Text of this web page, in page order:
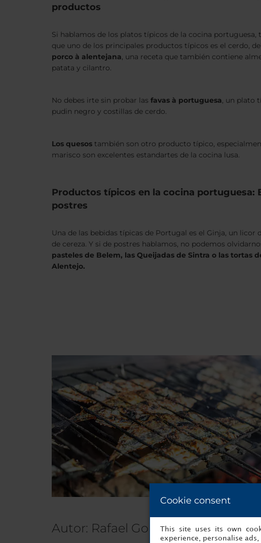
productos
Si hablamos de los platos típicos de la cocina portuguesa,
que uno de los principales productos típicos es el cerdo,
porco à alentejana, una receta que también contiene
patata y cilantro.
No debes irte sin probar las favas à portuguesa, un plato
pudin negro y costillas de cerdo.
Los quesos también son otro producto típico,
marisco son excelentes estandartes de la cocina lusa.
Productos típicos en la cocina portuguesa:
postres
Una de las bebidas típicas de Portugal es el Ginja, un licor
de cereza. Y si de postres hablamos, no podemos
pasteles de Belem, las Queijadas de Sintra o las tortas
Alentejo.
Autor: Rafael Gomes
Cookie consent
This site uses its own
experience, personalise